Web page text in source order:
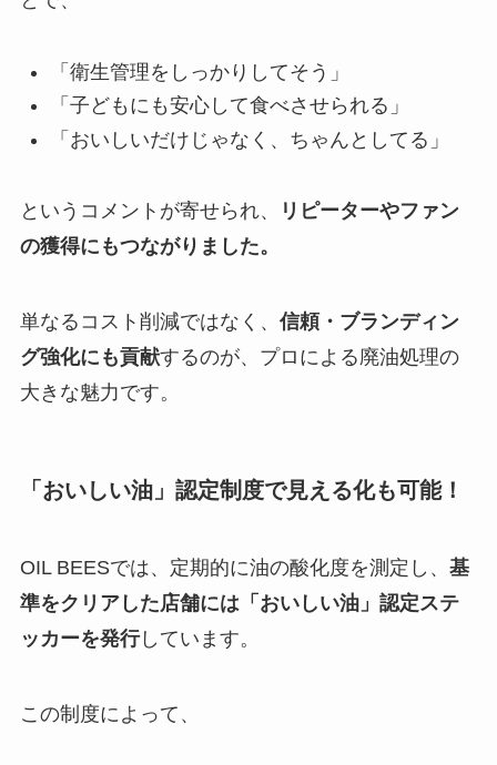
「衛生管理をしっかりしてそう」
「子どもにも安心して食べさせられる」
「おいしいだけじゃなく、ちゃんとしてる」
というコメントが寄せられ、
リピーターやファン
の獲得にもつながりました。
単なるコスト削減ではなく、 信頼・ブランディン
グ強化にも貢献するのが、プロによる廃油処理の
大きな魅力です。
「おいしい油」認定制度で見える化も可能！
OIL BEESでは、定期的に油の酸化度を測定し、 基
準をクリアした店舗には「おいしい油」認定ステ
ッカーを発行しています。
この制度によって、